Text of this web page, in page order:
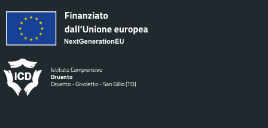
Istituto Comprensivo
Druento
Druento - Givoletto - San Gillio (TO)